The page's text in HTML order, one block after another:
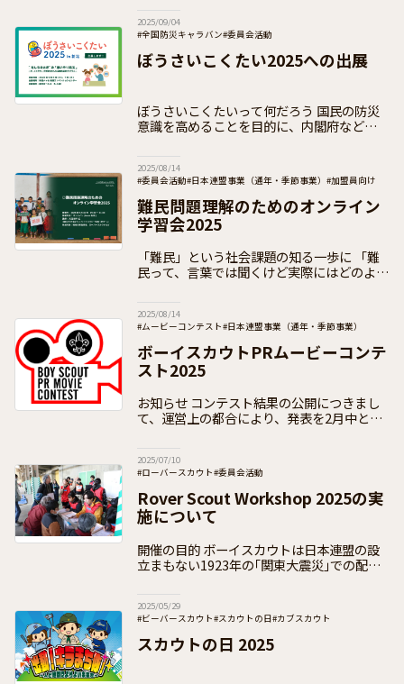
ユニセフ ハンド・イン・ハンド募金は、1
2025/09/04
#全国防災キャラバン#委員会活動
#日本連盟事業（通年・季節事業）
ぼうさいこくたい2025への出展
ぼうさいこくたいって何だろう 国民の防災
意識を高めることを目的に、内閣府などが主
10回目を迎える2025年は
2025/08/14
#委員会活動#日本連盟事業（通年・季節事業） #加盟員向け
難民問題理解のためのオンライン
学習会2025
「難民」という社会課題の知る一歩に 「難
民って、言葉では聞くけど実際にはどのよう
カウトの衣料回収プロジェク
2025/08/14
#ムービーコンテスト#日本連盟事業（通年・季節事業）
#お知らせ
#加盟員向け
ボーイスカウトPRムービーコンテ
スト2025
お知らせ コンテスト結果の公開につきまし
て、運営上の都合により、発表を2月中とさ
ビーコンテスト
2025/07/10
#ローバースカウト#委員会活動
#日本連盟事業（通年・季節事業）
#日本連盟事業（イベント事業）#加盟員向け
Rover Scout Workshop 2025の実
施について
開催の目的 ボーイスカウトは日本連盟の設
立まもない1923年の｢関東大震災｣での配給
までもなく、日頃から｢そなえ
2025/05/29
#ビーバースカウト#スカウトの日#カブスカウト
#ボーイスカウト
#ベンチャースカウト
#日本連盟事業（通年・季節事業）
スカウトの日 2025